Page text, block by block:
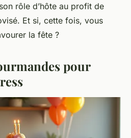
rôle d’hôte au profit de
Et si, cette fois, vous
la fête ?
pour